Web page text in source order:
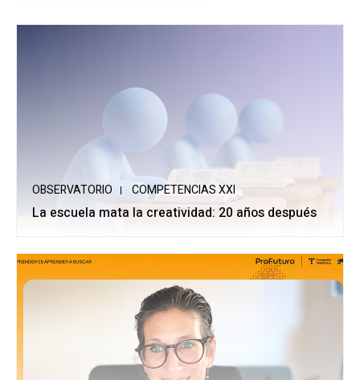
OBSERVATORIO COMPETENCIAS XXI
La escuela mata la creatividad: 20 años después